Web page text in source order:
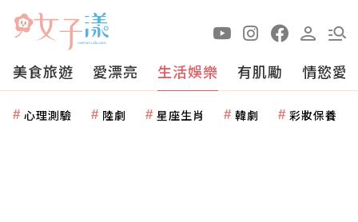
美食旅遊 愛漂亮 生活娛樂 有肌勵 情慾愛
心理測驗 陸劇 星座生肖 韓劇 彩妝保養